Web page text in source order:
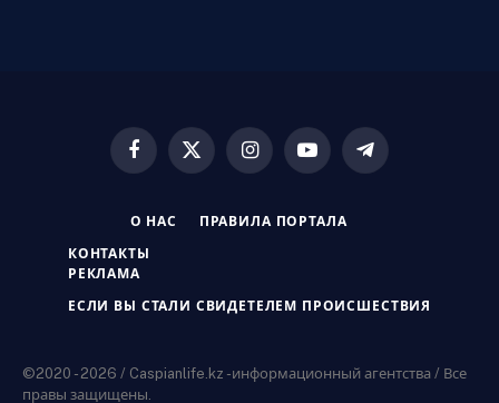
Facebook
X
InstagramYouTubeTelegram
О НАС ПРАВИЛА ПОРТАЛА
КОНТАКТЫ
РЕКЛАМА
ЕСЛИ ВЫ СТАЛИ СВИДЕТЕЛЕМ ПРОИСШЕСТВИЯ
©2020 - 2026 / Caspianlife.kz -информационный агентства / Все
правы защищены.